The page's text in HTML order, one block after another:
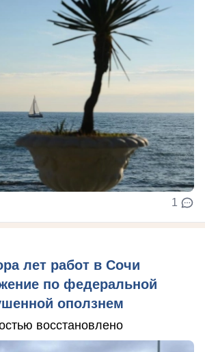
1
лет работ в Сочи
по федеральной
оползнем
восстановлено